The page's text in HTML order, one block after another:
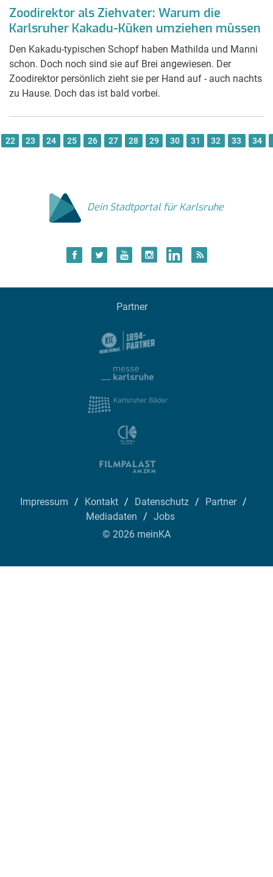
Zoodirektor als Ziehvater: Warum die
Karlsruher Kakadu-Küken umziehen müssen
Den Kakadu-typischen Schopf haben Mathilda und Manni
schon. Doch noch sind sie auf Brei angewiesen. Der
Zoodirektor persönlich zieht sie per Hand auf - auch nachts
zu Hause. Doch das ist bald vorbei.
22 23 24 25 26 27 28 29 30 31 32 33 34
Dein Stadtportal für Karlsruhe
Partner
Impressum Kontakt Datenschutz
Partner
Mediadaten
Jobs
© 2026 meinKA